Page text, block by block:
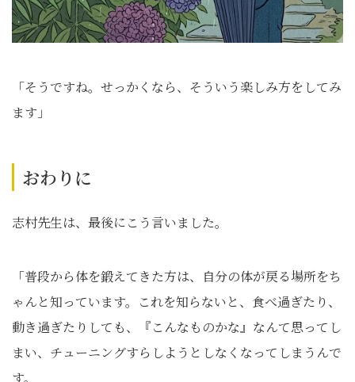
「そうですね。せっかくなら、そういう楽しみ方をしてみ
ます」
おわりに
志村先生は、最後にこう言いました。
「普段から体を鍛えてきた方は、自分の体が戻る場所をち
ゃんと知っています。これを知らないと、食べ過ぎたり、
動き過ぎたりしても、『こんなものかな』なんて思ってし
まい、チューニングすらしようとしなくなってしまうんで
す。